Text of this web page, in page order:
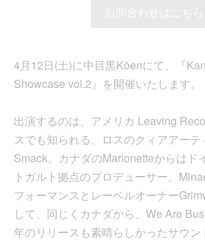
お問合わせはこちら
4月12日(土)に中目黒Kōenにて、『
Showcase vol.2』を開催いたします。
出演するのは、アメリカ Leaving
スでも知られる、ロスのクィアアー
Smack。カナダのMarionetteからはド
トガルト拠点のプロデューサー、
フォーマンスとレーベルオーナー
して、同じくカナダから、We Are
年のリリースも素晴らしかったサウ